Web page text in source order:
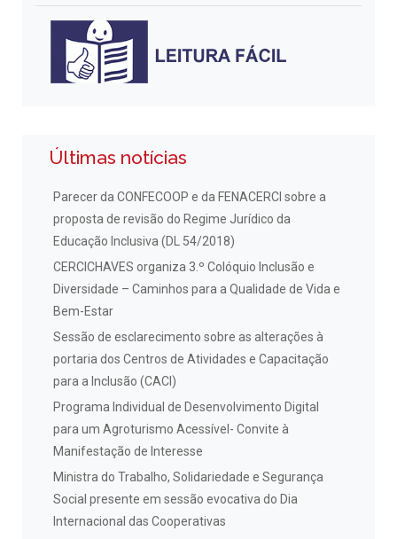
Últimas notícias
Parecer da CONFECOOP e da FENACERCI sobre a
proposta de revisão do Regime Jurídico da
Educação Inclusiva (DL 54/2018)
CERCICHAVES organiza 3.º Colóquio Inclusão e
Diversidade – Caminhos para a Qualidade de Vida e
Bem-Estar
Sessão de esclarecimento sobre as alterações à
portaria dos Centros de Atividades e Capacitação
para a Inclusão (CACI)
Programa Individual de Desenvolvimento Digital
para um Agroturismo Acessível- Convite à
Manifestação de Interesse
Ministra do Trabalho, Solidariedade e Segurança
Social presente em sessão evocativa do Dia
Internacional das Cooperativas